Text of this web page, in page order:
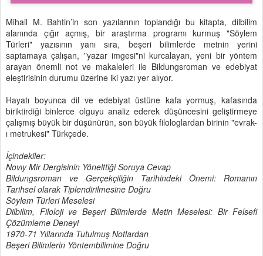
Mihail M. Bahtin’in son yazılarının toplandığı bu kitapta, dilbilim
alanında çığır açmış, bir araştırma programı kurmuş "Söylem
Türleri" yazısının yanı sıra, beşeri bilimlerde metnin yerini
saptamaya çalışan, "yazar imgesi"ni kurcalayan, yeni bir yöntem
arayan önemli not ve makaleleri ile Bildungsroman ve edebiyat
eleştirisinin durumu üzerine iki yazı yer alıyor.
Hayatı boyunca dil ve edebiyat üstüne kafa yormuş, kafasında
biriktirdiği binlerce olguyu analiz ederek düşüncesini geliştirmeye
çalışmış büyük bir düşünürün, son büyük filologlardan birinin "evrak-
ı metrukesi" Türkçede.
İçindekiler:
Novıy Mir Dergisinin Yönelttiği Soruya Cevap
Bildungsroman ve Gerçekçiliğin Tarihindeki Önemi: Romanın
Tarihsel olarak Tiplendirilmesine Doğru
Söylem Türleri Meselesi
Dilbilim, Filoloji ve Beşeri Bilimlerde Metin Meselesi: Bir Felsefi
Çözümleme Deneyi
1970-71 Yıllarında Tutulmuş Notlardan
Beşeri Bilimlerin Yöntembilimine Doğru